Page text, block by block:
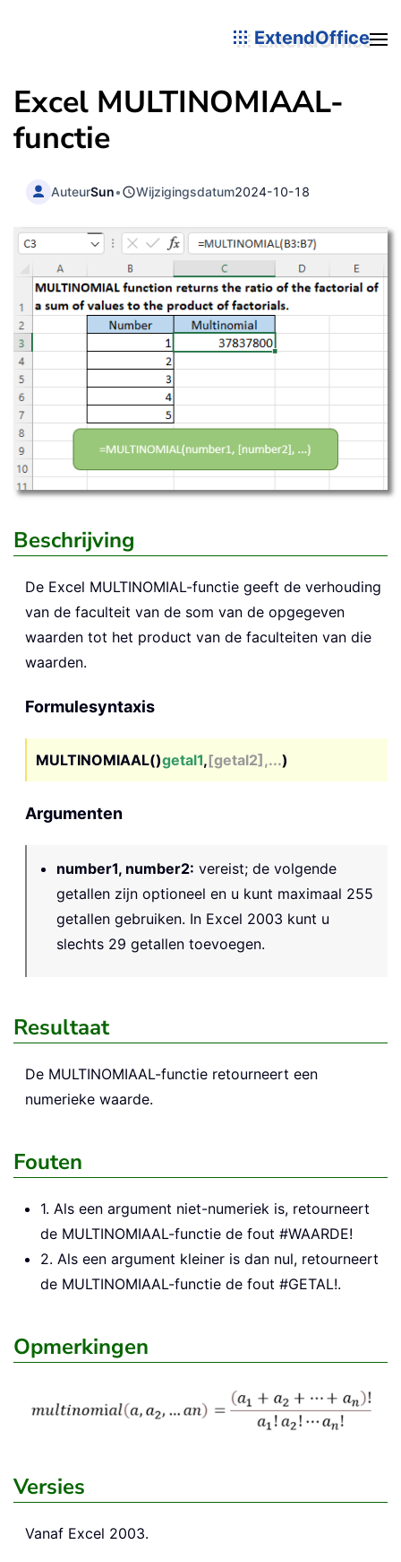
ExtendOffice
Excel MULTINOMIAAL-
functie
AuteurSun• Wijzigingsdatum2024-10-18
Beschrijving
De Excel MULTINOMIAL-functie geeft de verhouding
van de faculteit van de som van de opgegeven
waarden tot het product van de faculteiten van die
waarden.
Formulesyntaxis
MULTINOMIAAL()getal1,[getal2],...)
Argumenten
number1, number2: vereist; de volgende
getallen zijn optioneel en u kunt maximaal 255
getallen gebruiken. In Excel 2003 kunt u
slechts 29 getallen toevoegen.
Resultaat
De MULTINOMIAAL-functie retourneert een
numerieke waarde.
Fouten
1. Als een argument niet-numeriek is, retourneert
de MULTINOMIAAL-functie de fout #WAARDE!
2. Als een argument kleiner is dan nul, retourneert
de MULTINOMIAAL-functie de fout #GETAL!.
Opmerkingen
Versies
Vanaf Excel 2003.